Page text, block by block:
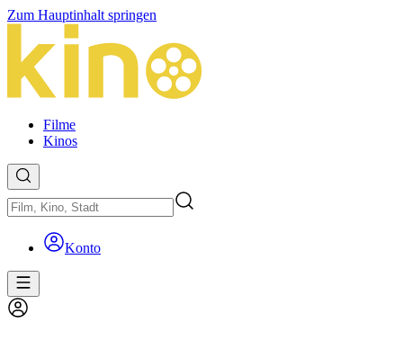
Zum Hauptinhalt springen
Filme
Kinos
Konto